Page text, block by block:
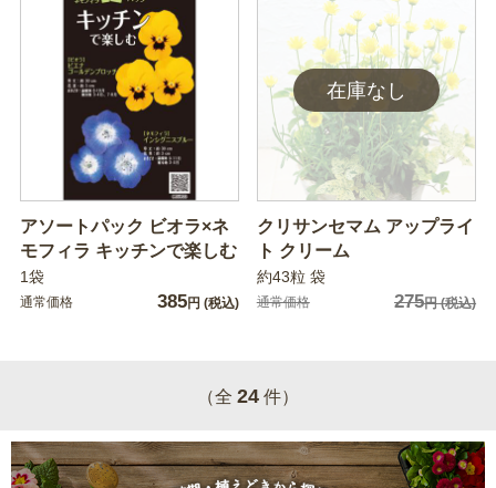
アソートパック ビオラ×ネ
モフィラ キッチンで楽しむ
1袋
通常価格 385円 (税込)
クリサンセマム アップライ
ト クリーム
約43粒 袋
通常価格 275円(税込)
（全 24 件）